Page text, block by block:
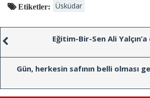
Etiketler: Üsküdar
Eğitim-Bir-Sen Ali
Gün, herkesin safının belli olması